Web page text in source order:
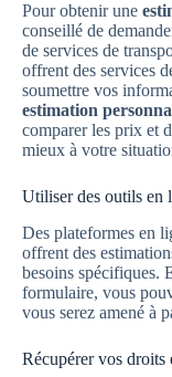
Pour obtenir une
conseillé de
de services de
offrent des services
soumettre vos
estimation
comparer les prix et
mieux à votre
Utiliser des outils en
Des plateformes en
offrent des
besoins spécifiques.
formulaire, vous
vous serez amené à
Récupérer vos droits